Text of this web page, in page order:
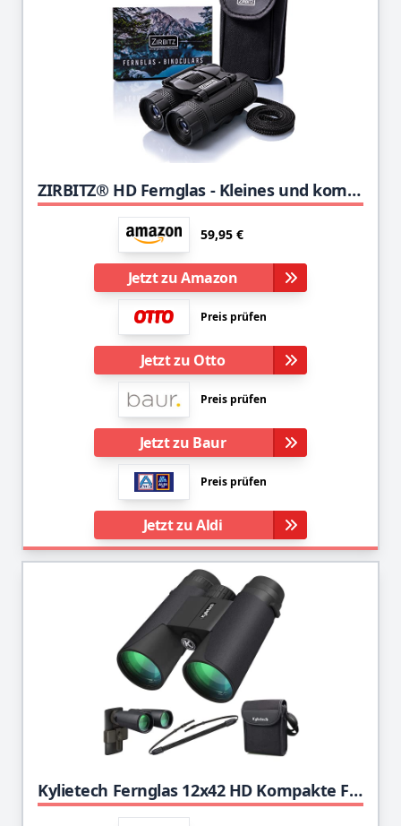
ZIRBITZ® HD Fernglas - Kleines und kompaktes Fernglas im Taschenformat für Wandern, Vogelbeobachtung und Reise - Ideal für Erwachsene und Kinder (8x25)
59,95 €
Jetzt zu Amazon
Preis prüfen
Jetzt zu Otto
Preis prüfen
Jetzt zu Baur
Preis prüfen
Jetzt zu Aldi
Kylietech Fernglas 12x42 HD Kompakte Ferngläser wasserdicht für Vogelbeobachtung, Wandern, Jagd, Sightseeing, FMC-Linse Feldstecher inkl. Tragetasche, Tragegurt und Smartphone-Adapter